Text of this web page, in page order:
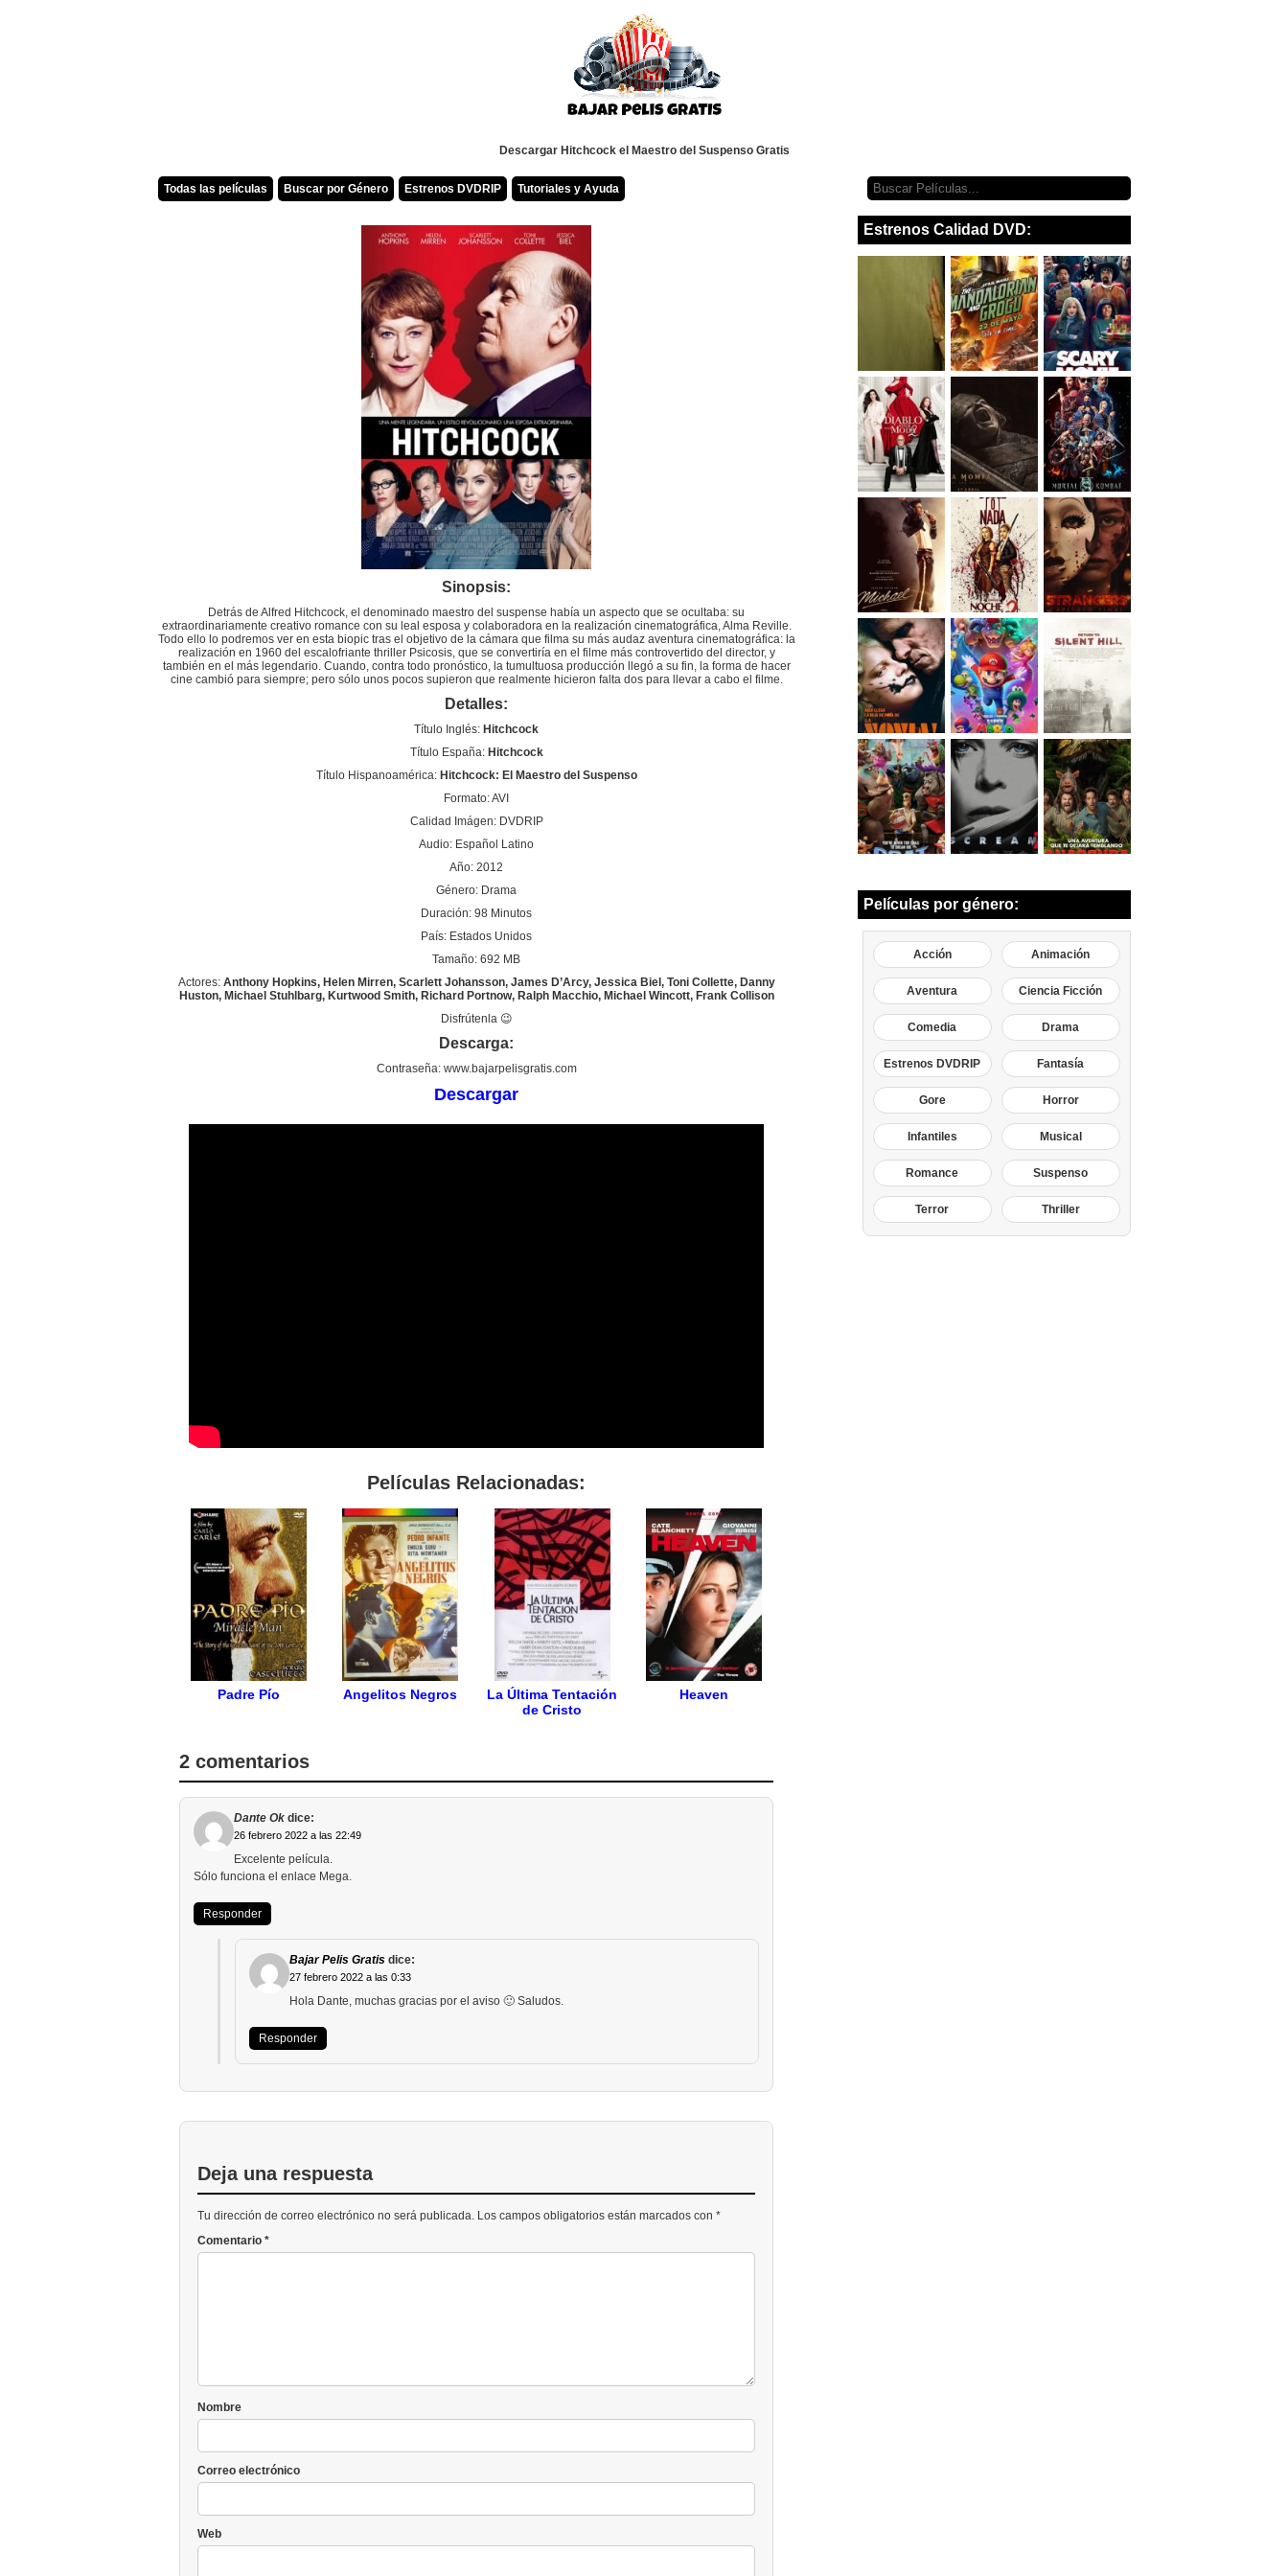
Descargar Hitchcock el Maestro del Suspenso Gratis
Todas las películas Buscar por Género Estrenos DVDRIP Tutoriales y Ayuda
Sinopsis:
Detrás de Alfred Hitchcock, el denominado maestro del suspense había un aspecto que se ocultaba: su
extraordinariamente creativo romance con su leal esposa y colaboradora en la realización cinematográfica, Alma Reville.
Todo ello lo podremos ver en esta biopic tras el objetivo de la cámara que filma su más audaz aventura cinematográfica: la
realización en 1960 del escalofriante thriller Psicosis, que se convertiría en el filme más controvertido del director, y
también en el más legendario. Cuando, contra todo pronóstico, la tumultuosa producción llegó a su fin, la forma de hacer
cine cambió para siempre; pero sólo unos pocos supieron que realmente hicieron falta dos para llevar a cabo el filme.
Detalles:
Título Inglés: Hitchcock
Título España: Hitchcock
Título Hispanoamérica: Hitchcock: El Maestro del Suspenso
Formato: AVI
Calidad Imágen: DVDRIP
Audio: Español Latino
Año: 2012
Género: Drama
Duración: 98 Minutos
País: Estados Unidos
Tamaño: 692 MB
Actores: Anthony Hopkins, Helen Mirren, Scarlett Johansson, James D’Arcy, Jessica Biel, Toni Collette, Danny
Huston, Michael Stuhlbarg, Kurtwood Smith, Richard Portnow, Ralph Macchio, Michael Wincott, Frank Collison
Disfrútenla 😉
Descarga:
Contraseña: www.bajarpelisgratis.com
Descargar
Películas Relacionadas:
Padre Pío Angelitos Negros
La Última Tentación
de Cristo
Heaven
2 comentarios
Dante Ok dice:
26 febrero 2022 a las 22:49
Excelente película.
Sólo funciona el enlace Mega.
Responder
Bajar Pelis Gratis dice:
27 febrero 2022 a las 0:33
Hola Dante, muchas gracias por el aviso 🙂 Saludos.
Responder
Deja una respuesta
Tu dirección de correo electrónico no será publicada. Los campos obligatorios están marcados con *
Comentario *
Nombre
Correo electrónico
Web
Estrenos Calidad DVD:
Películas por género:
Acción Animación
Aventura Ciencia Ficción
Comedia Drama
Estrenos DVDRIP Fantasía
Gore Horror
Infantiles Musical
Romance Suspenso
Terror Thriller